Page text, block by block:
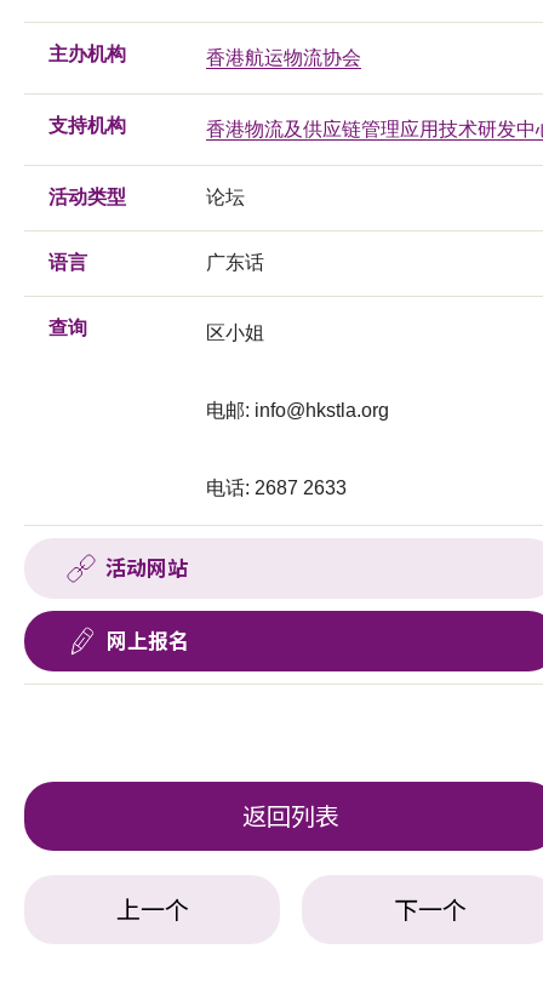
主办机构 香港航运物流协会
支持机构 香港物流及供应链管理应用技术研发中
活动类型 论坛
语言 广东话
查询 区小姐
电邮: info@hkstla.org
电话: 2687 2633
活动网站
网上报名
返回列表
上一个 下一个